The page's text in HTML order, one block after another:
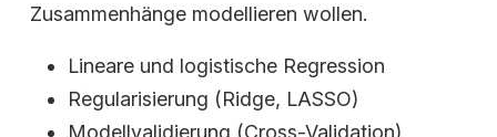
Zusammenhänge modellieren wollen.
Lineare und logistische Regression
Regularisierung (Ridge, LASSO)
Modellvalidierung (Cross-Validation)